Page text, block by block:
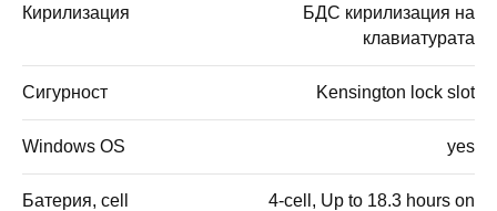
Кирилизация
БДС кирилизация на
клавиатурата
Сигурност Kensington lock slot
Windows OS yes
Батерия, cell
4-cell, Up to 18.3 hours on